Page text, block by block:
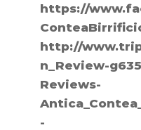
https://
http://
n_Review-
Reviews-
-